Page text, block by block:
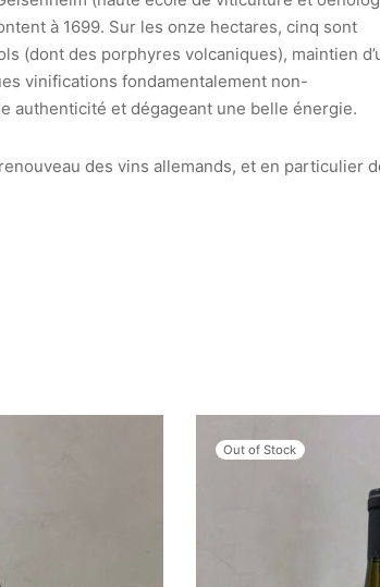
à 1699. Sur les onze hectares, cinq sont
(dont des porphyres volcaniques), maintien
vinifications fondamentalement non-
authenticité et dégageant une belle énergie.
des vins allemands, et en particulier
Out of Stock